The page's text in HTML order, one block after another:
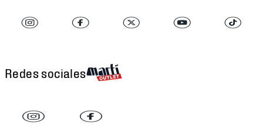
Redes sociales